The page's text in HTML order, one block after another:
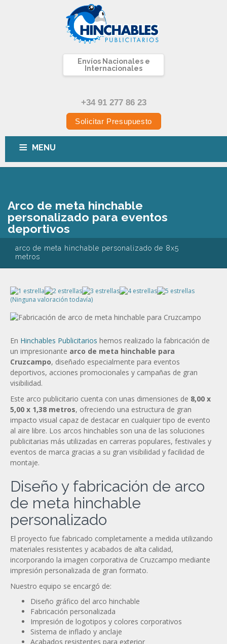
Envíos Nacionales e
Internacionales
+34 91 277 86 23
Solicitar Presupuesto
MENU
Arco de meta hinchable
personalizado para eventos
deportivos
arco de meta hinchable personalizado de 8x5
metros
(Ninguna valoración todavía)
En Hinchables Publicitarios hemos realizado la fabricación de
un impresionante arco de meta hinchable para
Cruzcampo, diseñado especialmente para eventos
deportivos, acciones promocionales y campañas de gran
visibilidad.
Este arco publicitario cuenta con unas dimensiones de 8,00 x
5,00 x 1,38 metros, ofreciendo una estructura de gran
impacto visual capaz de destacar en cualquier tipo de evento
al aire libre. Los arcos hinchables son una de las soluciones
publicitarias más utilizadas en carreras populares, festivales y
eventos de marca gracias a su gran visibilidad y facilidad de
montaje.
Diseño y fabricación de arco
de meta hinchable
personalizado
El proyecto fue fabricado completamente a medida utilizando
materiales resistentes y acabados de alta calidad,
incorporando la imagen corporativa de Cruzcampo mediante
impresión personalizada de gran formato.
Nuestro equipo se encargó de:
Diseño gráfico del arco hinchable
Fabricación personalizada
Impresión de logotipos y colores corporativos
Sistema de inflado y anclaje
Acabados resistentes para exterior